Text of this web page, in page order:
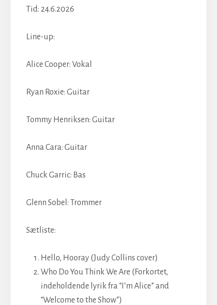
Tid: 24.6.2026
Line-up:
Alice Cooper: Vokal
Ryan Roxie: Guitar
Tommy Henriksen: Guitar
Anna Cara: Guitar
Chuck Garric: Bas
Glenn Sobel: Trommer
Sætliste:
Hello, Hooray (Judy Collins cover)
Who Do You Think We Are (Forkortet,
indeholdende lyrik fra “I’m Alice” and
“Welcome to the Show”)